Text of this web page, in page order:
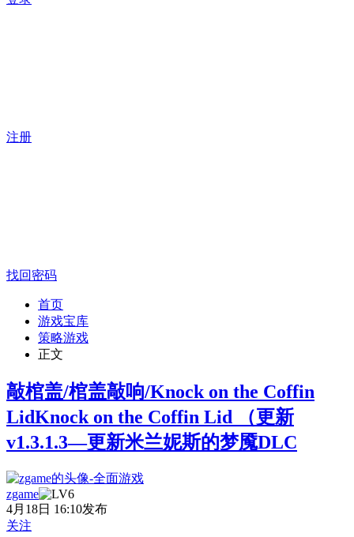
注册
找回密码
首页
游戏宝库
策略游戏
正文
敲棺盖/棺盖敲响/Knock on the Coffin
LidKnock on the Coffin Lid （更新
v1.3.1.3—更新米兰妮斯的梦魇DLC
zgame
4月18日 16:10发布
关注